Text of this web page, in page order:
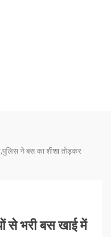
ने बस का शीशा तोड़कर
से भरी बस खाई में